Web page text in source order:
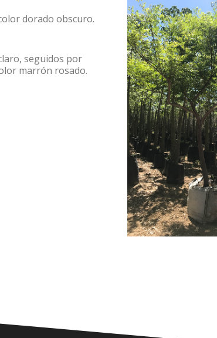
dorado obscuro.
seguidos por
marrón rosado.